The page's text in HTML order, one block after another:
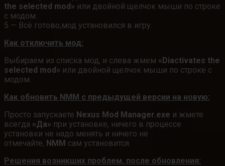
the selected mod» или двойной щелчок мыши по строке
с модом.
5 — Всё готово,мод установился в игру.
Как отключить мод:
Выбираем из списка мод, и слева жмем «Diactivates the
selected mod» или двойной щелчок мыши по строке с
модом.
Как обновить NMM с предыдущей версии на новую:
Просто запускаете Nexus Mod Manager.exe и жмете
всегда «Да» при установке, ничего в процессе
установки не надо менять и ничего не
отмечайте, NMM сам установится.
Решения возникших проблем, после обновления: